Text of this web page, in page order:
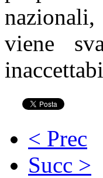
viene
< Prec
Succ >